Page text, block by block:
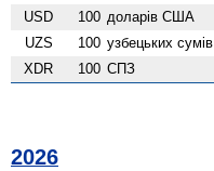
USD 100 доларів США
UZS 100 узбецьких сумів
XDR 100 СПЗ
2026